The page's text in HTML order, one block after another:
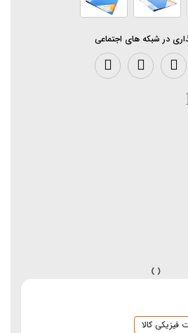
در شبکه های اجتماعی
فیزیکی کالا